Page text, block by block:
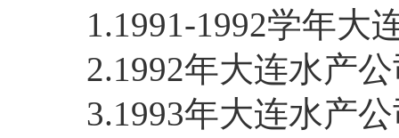
1.1991-1992学年大
2.1992年大连水产
3.1993年大连水产